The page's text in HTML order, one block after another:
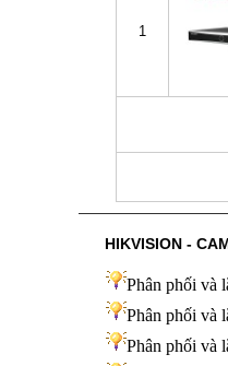
1
HIKVISION -
Phân phối và
Phân phối và
Phân phối và